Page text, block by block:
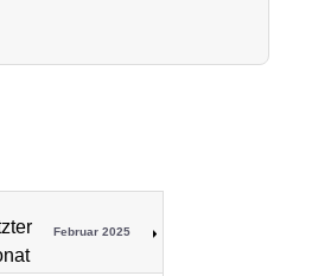
Februar 2025